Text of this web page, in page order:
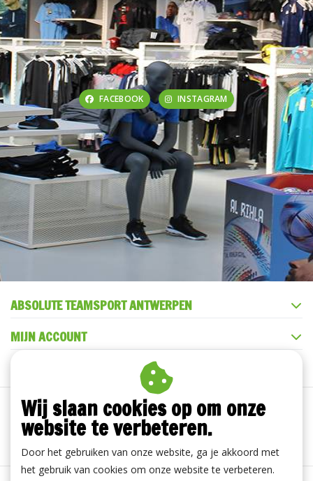
FACEBOOK INSTAGRAM
ABSOLUTE TEAMSPORT ANTWERPEN
MIJN ACCOUNT
Wij slaan cookies op om onze
website te verbeteren.
Door het gebruiken van onze website, ga je akkoord met
het gebruik van cookies om onze website te verbeteren.